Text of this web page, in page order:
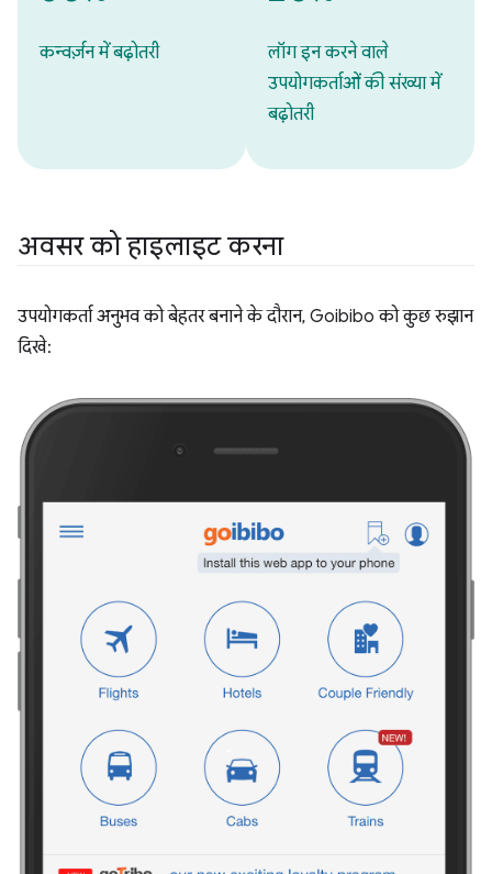
कन्वर्ज़न में बढ़ोतरी
लॉग इन करने वाले
उपयोगकर्ताओं की संख्या में
बढ़ोतरी
अवसर को हाइलाइट करना
उपयोगकर्ता अनुभव को बेहतर बनाने के दौरान, Goibibo को कुछ रुझान
दिखे: